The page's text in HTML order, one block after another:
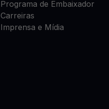
Programa de Embaixador
Carreiras
Imprensa e Mídia